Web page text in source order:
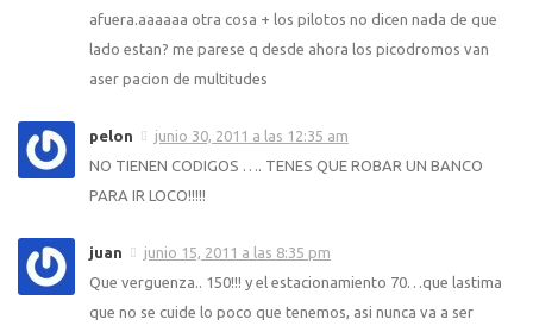
afuera.aaaaaa otra cosa + los pilotos no dicen nada de que
lado estan? me parese q desde ahora los picodromos van
aser pacion de multitudes
pelon
junio 30, 2011 a las 12:35 am
NO TIENEN CODIGOS …. TENES QUE ROBAR UN BANCO
PARA IR LOCO!!!!!
juan
junio 15, 2011 a las 8:35 pm
Que verguenza.. 150!!! y el estacionamiento 70…que lastima
que no se cuide lo poco que tenemos, asi nunca va a ser